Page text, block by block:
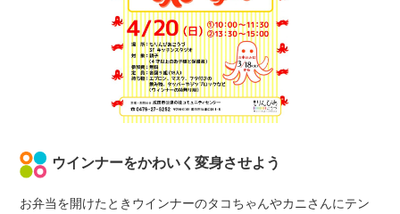
ウインナーをかわいく変身させよう
お弁当を開けたときウインナーのタコちゃんやカニさんにテン